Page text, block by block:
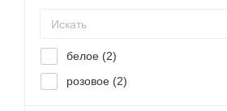
белое (2)
розовое (2)